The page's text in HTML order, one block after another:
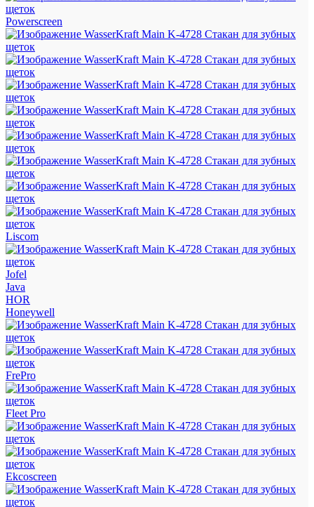
Powerscreen
Liscom
Jofel
Java
HOR
Honeywell
FrePro
Fleet Pro
Ekcoscreen